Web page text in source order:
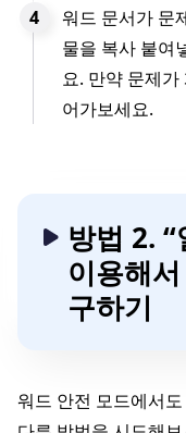
워드 문서가 문
물을 복사 붙여
요. 만약 문제
어가보세요.
방법 2.
이용해
구하기
워드 안전 모드에서